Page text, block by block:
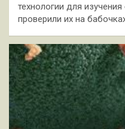
технологии для
проверили их на